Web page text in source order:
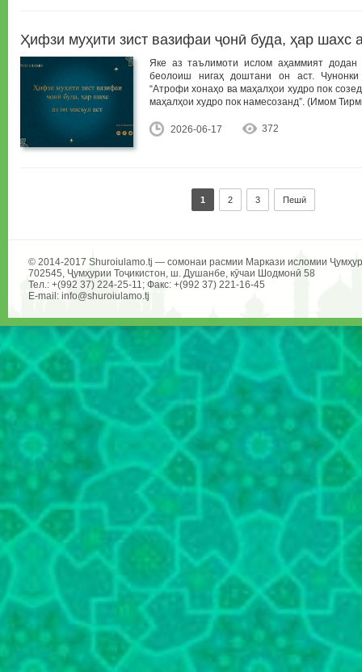
Ҳифзи муҳити зист вазифаи ҷонӣ буда, ҳар шахс
Яке аз таълимоти ислом аҳаммият додан
беолоиш нигаҳ доштани он аст.
“Атрофи хонаҳо ва маҳалҳои худро пок
маҳалҳои худро пок намесозанд”. (Имом
2026-06-17 372
1 2 3 Пешӣ
© 2014-2017 Shuroiulamo.tj — сомонаи расмии Маркази исломии
702545, Ҷумҳурии Тоҷикистон, ш. Душанбе, кӯчаи Шодмонӣ 58
Тел.: +(992 37) 224-25-11; Факс: +(992 37) 221-16-45
E-mail: info@shuroiulamo.tj